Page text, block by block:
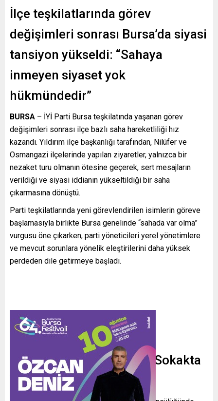
İlçe teşkilatlarında görev
değişimleri sonrası Bursa’da siyasi
tansiyon yükseldi: “Sahaya
inmeyen siyaset yok
hükmündedir”
BURSA – İYİ Parti Bursa teşkilatında yaşanan görev
değişimleri sonrası ilçe bazlı saha hareketliliği hız
kazandı. Yıldırım ilçe başkanlığı tarafından, Nilüfer ve
Osmangazi ilçelerinde yapılan ziyaretler, yalnızca bir
nezaket turu olmanın ötesine geçerek, sert mesajların
verildiği ve siyasi iddianın yükseltildiği bir saha
çıkarmasına dönüştü.
Parti teşkilatlarında yeni görevlendirilen isimlerin göreve
başlamasıyla birlikte Bursa genelinde “sahada var olma”
vurgusu öne çıkarken, parti yöneticileri yerel yönetimlere
ve mevcut sorunlara yönelik eleştirilerini daha yüksek
perdeden dile getirmeye başladı.
“Siyaset Makamda Değil, Sokakta
Yapılır” Mesajı